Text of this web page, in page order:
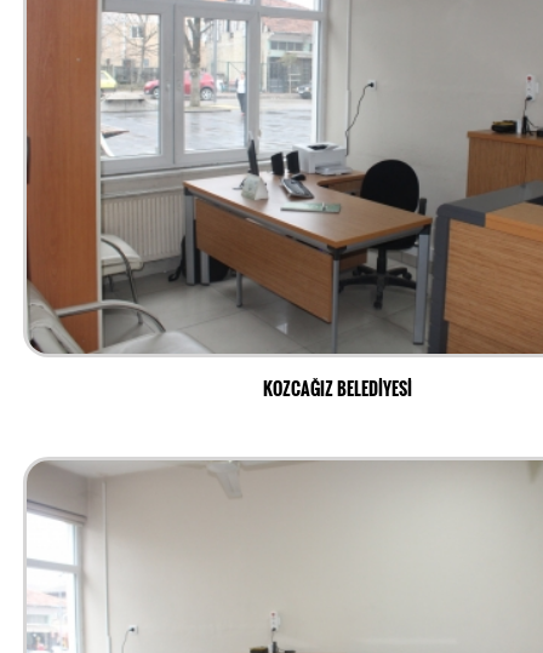
KOZCAĞIZ BELEDİYESİ